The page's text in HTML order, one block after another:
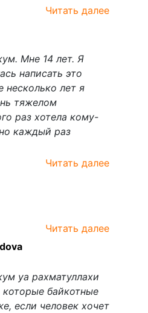
Читать далее
Мне 14 лет. Я
написать это
лет я
тяжелом
раз хотела кому-
каждый раз
Читать далее
Читать далее
уа рахматуллахи
которые байкотные
если человек хочет